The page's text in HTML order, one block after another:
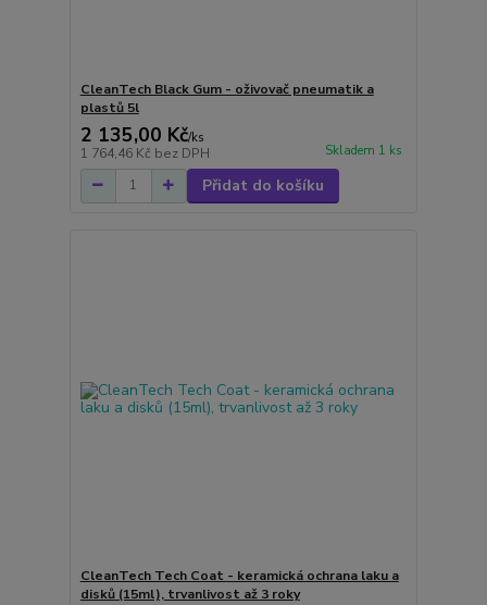
CleanTech Black Gum - oživovač pneumatik a
plastů 5l
2 135,00 Kč/ks
1 764,46 Kč bez DPH Skladem 1 ks
Přidat do košíku
CleanTech Tech Coat - keramická ochrana laku a
disků (15ml), trvanlivost až 3 roky